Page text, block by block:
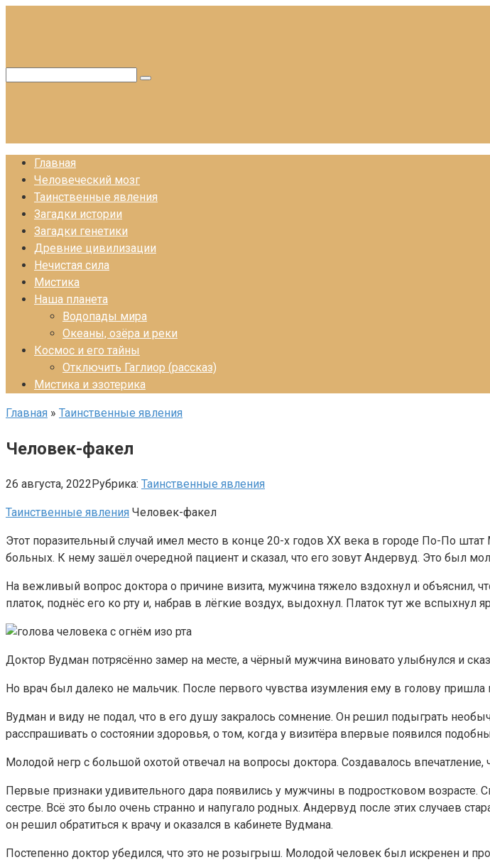
Главная
Человеческий мозг
Таинственные явления
Загадки истории
Загадки генетики
Древние цивилизации
Нечистая сила
Мистика
Наша планета
Водопады мира
Океаны, озёра и реки
Космос и его тайны
Отключить Гаглиор (рассказ)
Мистика и эзотерика
Главная » Таинственные явления
Человек-факел
26 августа, 2022Рубрика: Таинственные явления
Таинственные явления Человек-факел
Этот поразительный случай имел место в конце 20-х годов XX века в городе По-По
больных. К нему зашёл очередной пациент и сказал, что его зовут Андервуд. Это был
На вежливый вопрос доктора о причине визита, мужчина тяжело вздохнул и объяснил,
платок, поднёс его ко рту и, набрав в лёгкие воздух, выдохнул. Платок тут же вспыхнул
Доктор Вудман потрясённо замер на месте, а чёрный мужчина виновато улыбнулся и
Но врач был далеко не мальчик. После первого чувства изумления ему в голову
Вудман и виду не подал, что в его душу закралось сомнение. Он решил подыграть
расспрашивать о состоянии здоровья, о том, когда у визитёра впервые появился
Молодой негр с большой охотой отвечал на вопросы доктора. Создавалось
Первые признаки удивительного дара появились у мужчины в подростковом возрасте.
сестре. Всё это было очень странно и напугало родных. Андервуд после этих случаев
он решил обратиться к врачу и оказался в кабинете Вудмана.
Постепенно доктор убедился, что это не розыгрыш. Молодой человек был искренен и